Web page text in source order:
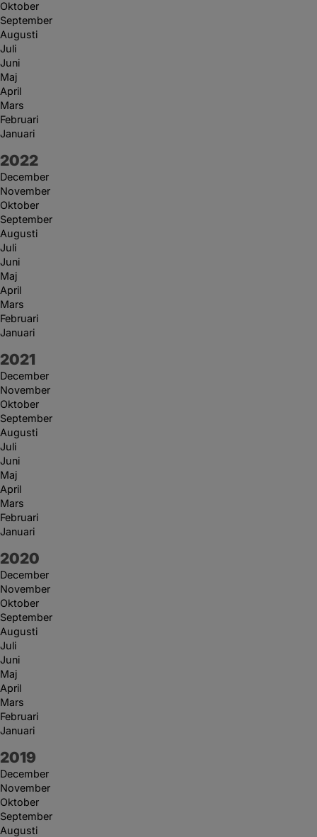
Oktober
September
Augusti
Juli
Juni
Maj
April
Mars
Februari
Januari
År:
2022
December
November
Oktober
September
Augusti
Juli
Juni
Maj
April
Mars
Februari
Januari
År:
2021
December
November
Oktober
September
Augusti
Juli
Juni
Maj
April
Mars
Februari
Januari
År:
2020
December
November
Oktober
September
Augusti
Juli
Juni
Maj
April
Mars
Februari
Januari
År:
2019
December
November
Oktober
September
Augusti